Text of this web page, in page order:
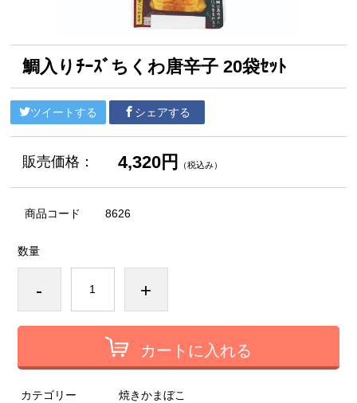
鯛入りﾁｰｽﾞちくわ唐辛子 20袋ｾｯﾄ
ツイートする シェアする
販売価格： 4,320円 （税込み）
商品コード 8626
数量
- +
カートに入れる
カテゴリー 焼きかまぼこ